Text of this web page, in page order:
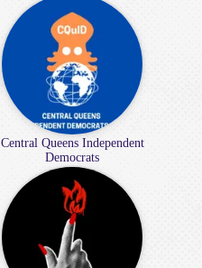
Central Queens Independent
Democrats